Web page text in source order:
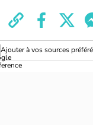
Ajouter à vos sources